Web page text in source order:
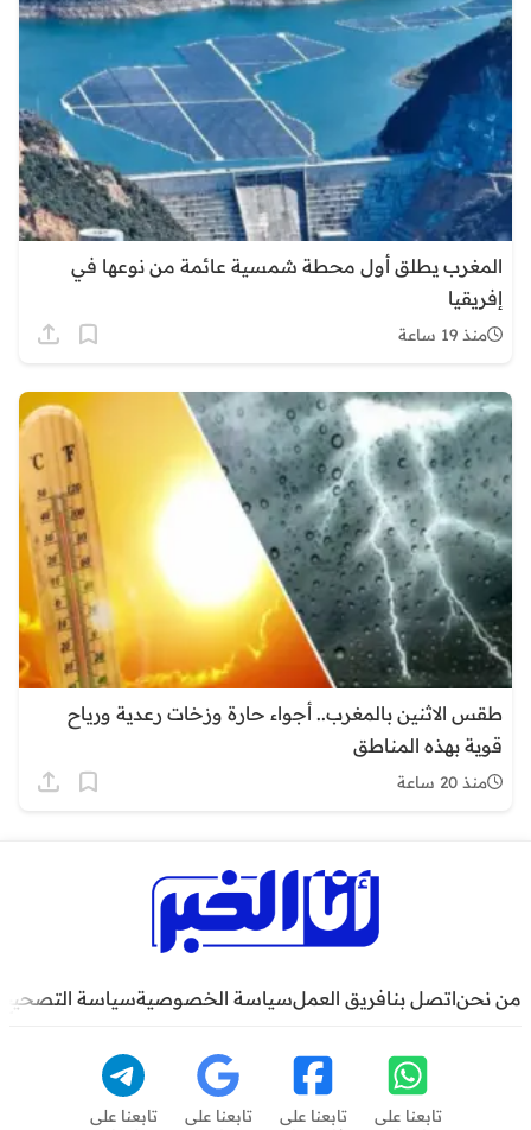
المغرب يطلق أول محطة شمسية عائمة من نوعها في
إفريقيا
منذ 19 ساعة
طقس الاثنين بالمغرب.. أجواء حارة وزخات رعدية ورياح
قوية بهذه المناطق
منذ 20 ساعة
من نحناتصل بنافريق العملسياسة الخصوصيةسياسة التصحيح
تابعنا على
تابعنا على
تابعنا على
تابعنا على